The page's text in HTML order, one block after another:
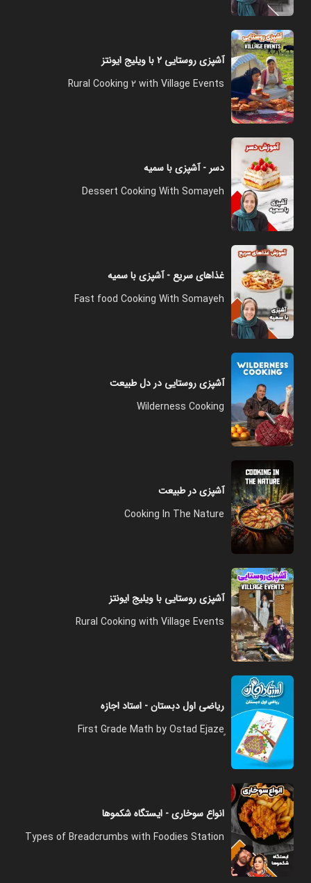
آشپزی روستایی ۲ با ویلیج ایونتز
Rural Cooking 2 with Village Events
دسر - آشپزی با سمیه
Dessert Cooking With Somayeh
غذاهای سریع - آشپزی با سمیه
Fast food Cooking With Somayeh
آشپزی روستایی در دل طبیعت
Wilderness Cooking
آشپزی در طبیعت
Cooking In The Nature
آشپزی روستایی با ویلیج ایونتز
Rural Cooking with Village Events
ریاضی اول دبستان - استاد اجازه
انواع سوخاری - ایستگاه شکموها
Types of Breadcrumbs with Foodies Station